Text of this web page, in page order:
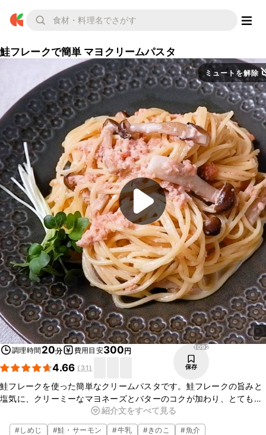
鮭フレークで簡単 マヨクリームパスタ
ミュートを解除
調理時間 20分 費用目安300円
4.66 ( 31)
1092
保存
鮭フレークを使った簡単なクリームパスタです。鮭フレークの旨みと
塩気に、クリーミーなマヨネーズとバターのコクが加わり、とてもお
いしいですよ。手軽に作ることができるので、ぜひお試しください
ね。
紹介文をすべて見る
#しめじ #鮭・サーモン #牛乳 #きのこ #魚介